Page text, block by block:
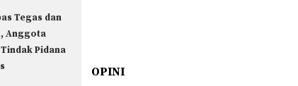
Tegas dan
Anggota
Pidana
OPINI